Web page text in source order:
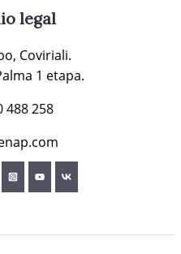
legal
Coviriali.
1 etapa.
488 258